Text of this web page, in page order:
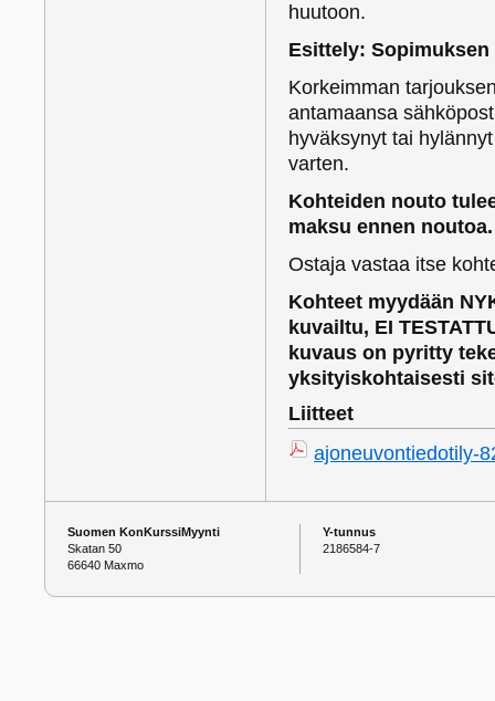
huutoon.
Esittely: Sopimuksen
Korkeimman
antamaansa
hyväksynyt tai
varten.
Kohteiden nouto
maksu ennen noutoa.
Ostaja vastaa itse
Kohteet myydään
kuvailtu, EI
kuvaus on pyritty
yksityiskohtaisesti
Liitteet
ajoneuvontiedotily-
Suomen KonKurssiMyynti
Skatan 50
66640 Maxmo
Y-tunnus
2186584-7